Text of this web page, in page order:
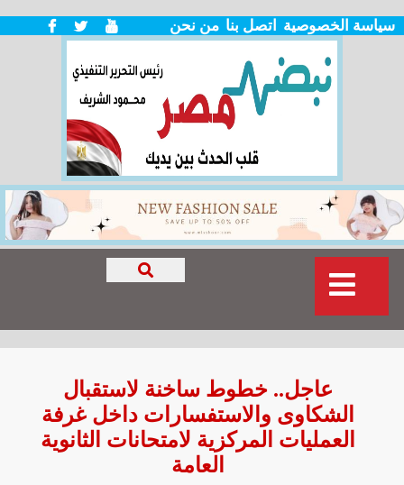
من نحن اتصل بنا سياسة الخصوصية
عاجل.. خطوط ساخنة لاستقبال
الشكاوى والاستفسارات داخل غرفة
العمليات المركزية لامتحانات الثانوية
العامة